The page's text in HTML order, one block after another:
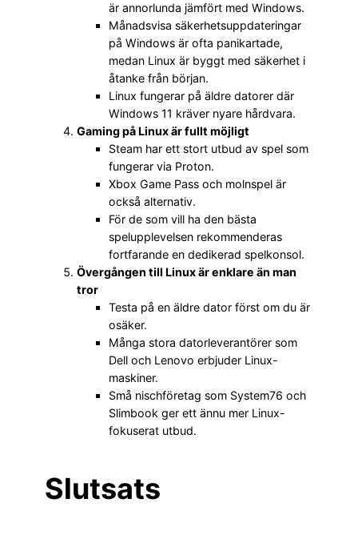
är annorlunda jämfört med Windows.
Månadsvisa säkerhetsuppdateringar
på Windows är ofta panikartade,
medan Linux är byggt med säkerhet i
åtanke från början.
Linux fungerar på äldre datorer där
Windows 11 kräver nyare hårdvara.
Gaming på Linux är fullt möjligt
Steam har ett stort utbud av spel som
fungerar via Proton.
Xbox Game Pass och molnspel är
också alternativ.
För de som vill ha den bästa
spelupplevelsen rekommenderas
fortfarande en dedikerad spelkonsol.
Övergången till Linux är enklare än man
tror
Testa på en äldre dator först om du är
osäker.
Många stora datorleverantörer som
Dell och Lenovo erbjuder Linux-
maskiner.
Små nischföretag som System76 och
Slimbook ger ett ännu mer Linux-
fokuserat utbud.
Slutsats